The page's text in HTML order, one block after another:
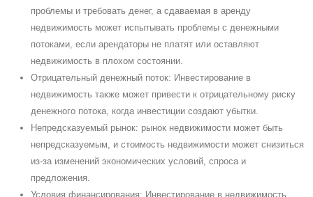
проблемы и требовать денег, а сдаваемая в аренду
недвижимость может испытывать проблемы с денежными
потоками, если арендаторы не платят или оставляют
недвижимость в плохом состоянии.
Отрицательный денежный поток: Инвестирование в
недвижимость также может привести к отрицательному риску
денежного потока, когда инвестиции создают убытки.
Непредсказуемый рынок: рынок недвижимости может быть
непредсказуемым, и стоимость недвижимости может снизиться
из-за изменений экономических условий, спроса и
предложения.
Условия финансирования: Инвестирование в недвижимость